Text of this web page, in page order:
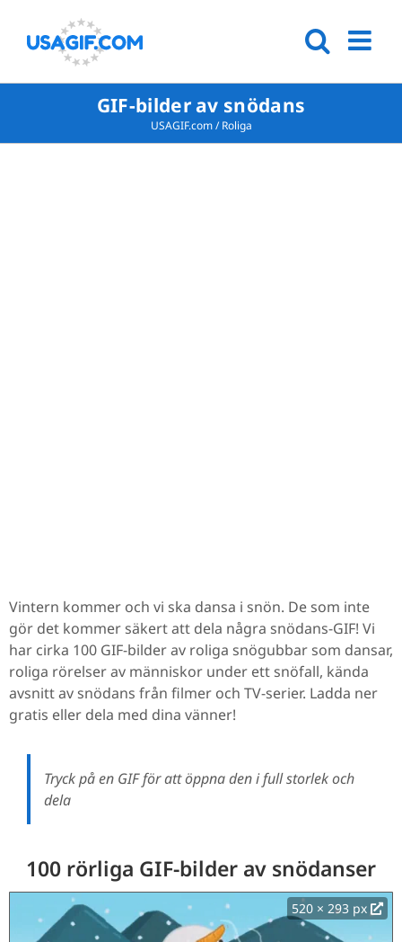
GIF-bilder av snödans
USAGIF.com/Roliga
Vintern kommer och vi ska dansa i snön. De som inte
gör det kommer säkert att dela några snödans-GIF! Vi
har cirka 100 GIF-bilder av roliga snögubbar som dansar,
roliga rörelser av människor under ett snöfall, kända
avsnitt av snödans från filmer och TV-serier. Ladda ner
gratis eller dela med dina vänner!
Tryck på en GIF för att öppna den i full storlek och
dela
100 rörliga GIF-bilder av snödanser
520 × 293 px